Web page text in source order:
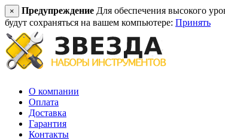
× Предупреждение Для обеспечения высокого
будут сохраняться на вашем компьютере: Принять
О компании
Оплата
Доставка
Гарантия
Контакты